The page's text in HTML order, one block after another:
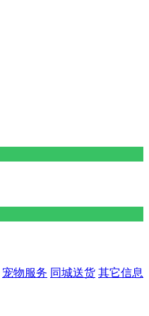
宠物服务 同城送货 其它信息